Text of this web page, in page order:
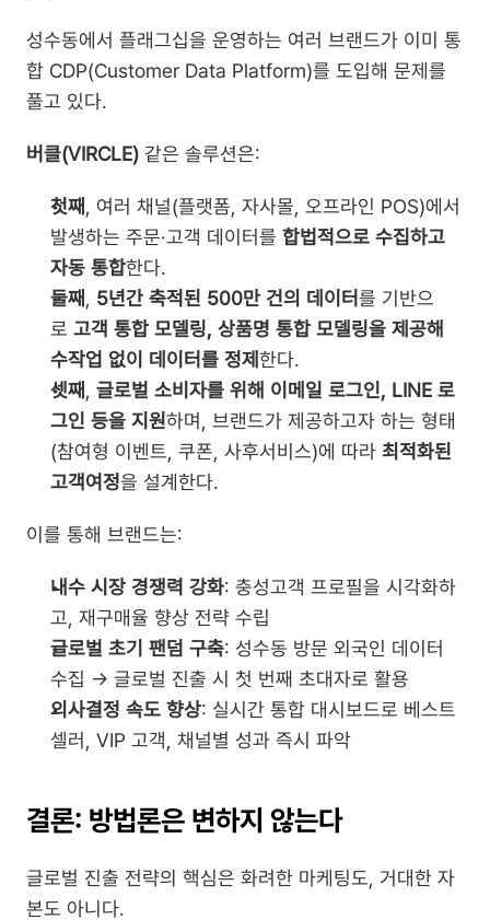
성수동에서 플래그십을 운영하는 여러 브랜드가 이미 통
합 CDP(Customer Data Platform)를 도입해 문제를
풀고 있다.
버클(VIRCLE) 같은 솔루션은:
첫째 , 여러 채널(플랫폼, 자사몰, 오프라인 POS)에서
발생하는 주문·고객 데이터를 합법적으로 수집하고
자동 통합한다.
둘째 , 5년간 축적된 500만 건의 데이터를 기반으
로 고객 통합 모델링, 상품명 통합 모델링을 제공해
수작업 없이 데이터를 정제 한다.
셋째 , 글로벌 소비자를 위해 이메일 로그인, LINE 로
그인 등을 지원하며, 브랜드가 제공하고자 하는 형태
(참여형 이벤트, 쿠폰, 사후서비스)에 따라 최적화된
고객여정을 설계한다.
이를 통해 브랜드는:
내수 시장 경쟁력 강화: 충성고객 프로필을 시각화하
고, 재구매율 향상 전략 수립
글로벌 초기 팬덤 구축: 성수동 방문 외국인 데이터
수집 → 글로벌 진출 시 첫 번째 초대자로 활용
의사결정 속도 향상: 실시간 통합 대시보드로 베스트
셀러, VIP 고객, 채널별 성과 즉시 파악
결론: 방법론은 변하지 않는다
글로벌 진출 전략의 핵심은 화려한 마케팅도, 거대한 자
본도 아니다.